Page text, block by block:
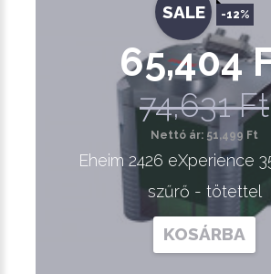
SALE -12%
65,404
74,631 Ft
Nettó ár: 51,499 Ft
Eheim 2426 eXperience
szűrő - tötettel
KOSÁRBA